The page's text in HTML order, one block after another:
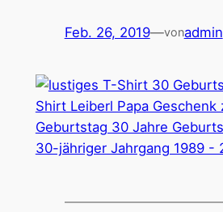
Feb. 26, 2019—vonadmin